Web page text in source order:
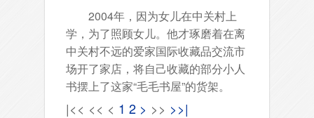
2004年，因为女儿在中关村上
学，为了照顾女儿。他才琢磨着在离
中关村不远的爱家国际收藏品交流市
场开了家店，将自己收藏的部分小人
书摆上了这家“毛毛书屋”的货架。
|<< << < 1 2 > >> >>|